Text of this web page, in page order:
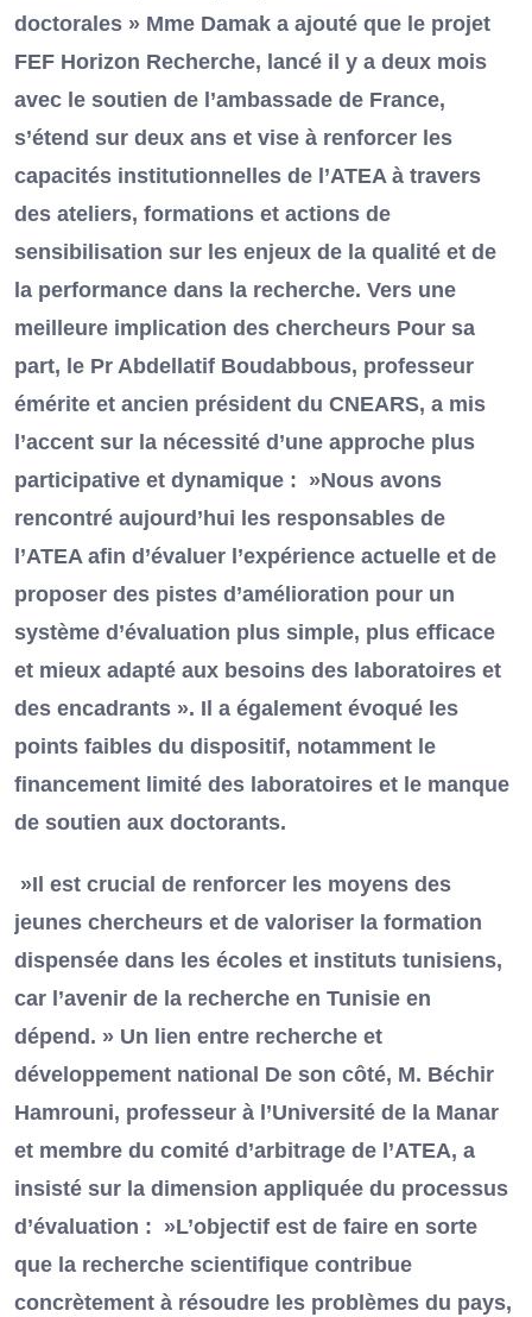
doctorales » Mme Damak a ajouté que le projet
FEF Horizon Recherche, lancé il y a deux mois
avec le soutien de l’ambassade de France,
s’étend sur deux ans et vise à renforcer les
capacités institutionnelles de l’ATEA à travers
des ateliers, formations et actions de
sensibilisation sur les enjeux de la qualité et de
la performance dans la recherche. Vers une
meilleure implication des chercheurs Pour sa
part, le Pr Abdellatif Boudabbous, professeur
émérite et ancien président du CNEARS, a mis
l’accent sur la nécessité d’une approche plus
participative et dynamique : »Nous avons
rencontré aujourd’hui les responsables de
l’ATEA afin d’évaluer l’expérience actuelle et de
proposer des pistes d’amélioration pour un
système d’évaluation plus simple, plus efficace
et mieux adapté aux besoins des laboratoires et
des encadrants ». Il a également évoqué les
points faibles du dispositif, notamment le
financement limité des laboratoires et le manque
de soutien aux doctorants.
»Il est crucial de renforcer les moyens des
jeunes chercheurs et de valoriser la formation
dispensée dans les écoles et instituts tunisiens,
car l’avenir de la recherche en Tunisie en
dépend. » Un lien entre recherche et
développement national De son côté, M. Béchir
Hamrouni, professeur à l’Université de la Manar
et membre du comité d’arbitrage de l’ATEA, a
insisté sur la dimension appliquée du processus
d’évaluation : »L’objectif est de faire en sorte
que la recherche scientifique contribue
concrètement à résoudre les problèmes du pays,